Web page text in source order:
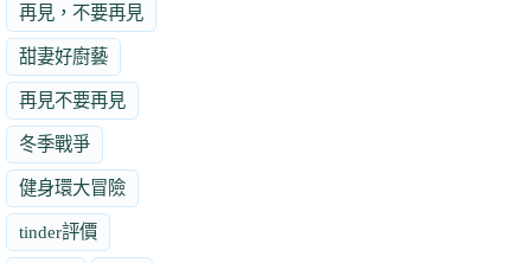
再見，不要再見
甜妻好廚藝
再見不要再見
冬季戰爭
健身環大冒險
tinder評價